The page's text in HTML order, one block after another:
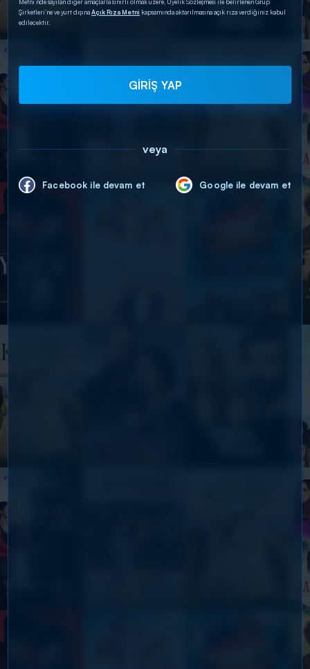
Metni’nde sayılan diğer amaçlarla sınırlı olmak üzere, Üyelik Sözleşmesi ile belirlenen Grup
Şirketleri’ne ve yurt dışınaAçık Rıza Metni kapsamında aktarılmasına açık rıza verdiğiniz kabul
edilecektir.
GİRİŞ YAP
veya
Facebook ile devam et Google ile devam et